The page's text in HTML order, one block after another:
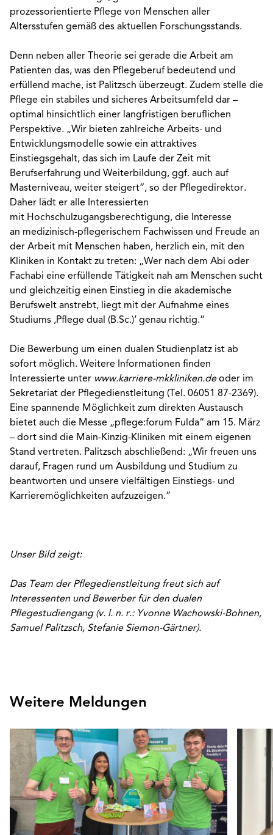
prozessorientierte Pflege von Menschen aller
Altersstufen gemäß des aktuellen Forschungsstands.
Denn neben aller Theorie sei gerade die Arbeit am
Patienten das, was den Pflegeberuf bedeutend und
erfüllend mache, ist Palitzsch überzeugt. Zudem stelle die
Pflege ein stabiles und sicheres Arbeitsumfeld dar –
optimal hinsichtlich einer langfristigen beruflichen
Perspektive. „Wir bieten zahlreiche Arbeits- und
Entwicklungsmodelle sowie ein attraktives
Einstiegsgehalt, das sich im Laufe der Zeit mit
Berufserfahrung und Weiterbildung, ggf. auch auf
Masterniveau, weiter steigert“, so der Pflegedirektor.
Daher lädt er alle Interessierten
mit Hochschulzugangsberechtigung, die Interesse
an medizinisch-pflegerischem Fachwissen und Freude an
der Arbeit mit Menschen haben, herzlich ein, mit den
Kliniken in Kontakt zu treten: „Wer nach dem Abi oder
Fachabi eine erfüllende Tätigkeit nah am Menschen sucht
und gleichzeitig einen Einstieg in die akademische
Berufswelt anstrebt, liegt mit der Aufnahme eines
Studiums ‚Pflege dual (B.Sc.)‘ genau richtig.“
Die Bewerbung um einen dualen Studienplatz ist ab
sofort möglich. Weitere Informationen finden
Interessierte unter www.karriere-mkkliniken.deoder im
Sekretariat der Pflegedienstleitung (Tel. 06051 87-2369).
Eine spannende Möglichkeit zum direkten Austausch
bietet auch die Messe „pflege:forum Fulda“ am 15. März
– dort sind die Main-Kinzig-Kliniken mit einem eigenen
Stand vertreten. Palitzsch abschließend: „Wir freuen uns
darauf, Fragen rund um Ausbildung und Studium zu
beantworten und unsere vielfältigen Einstiegs- und
Karrieremöglichkeiten aufzuzeigen.“
Unser Bild zeigt:
Das Team der Pflegedienstleitung freut sich auf
Interessenten und Bewerber für den dualen
Pflegestudiengang (v. l. n. r.: Yvonne Wachowski-Bohnen,
Samuel Palitzsch, Stefanie Siemon-Gärtner).
Weitere Meldungen